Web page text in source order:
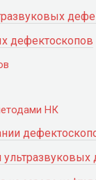
дефектоскопов
НК